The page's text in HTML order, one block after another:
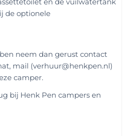
de optionele
neem dan gerust contact
mail (verhuur@henkpen.nl)
camper.
bij Henk Pen campers en